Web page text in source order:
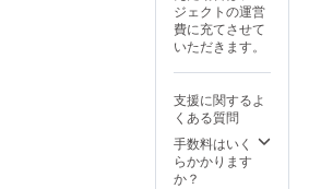
だと
思って
いま
す。 ご
本人様
がお勤
めの企
業様、
もしく
の進捗
状況
や、プ
レゼン
ション
の反応
等々 現
場のダ
頂けま
す。 ■
仕様
500ml
300ml
200ml
各ブ
ラッ
ジェクトの運営
費に充てさせて
いただきます。
支援に関するよ
くある質問
手数料はいく
らかかります
か？